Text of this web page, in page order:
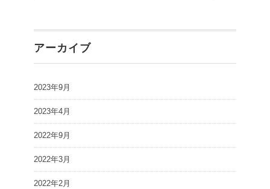
アーカイブ
2023年9月
2023年4月
2022年9月
2022年3月
2022年2月